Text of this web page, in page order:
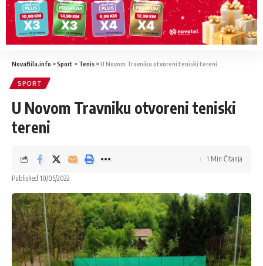
NovaBila.info >Sport > Tenis >U Novom Travniku otvoreni teniski tereni
SPORT
U Novom Travniku otvoreni teniski
tereni
Published 10/05/2022
1 Min Čitanja